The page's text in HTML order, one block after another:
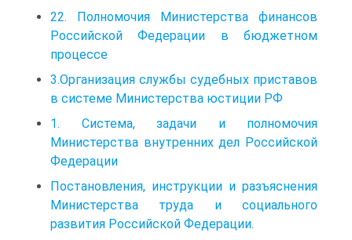
22. Полномочия Министерства финансов
Российской Федерации в бюджетном
процессе
3.Организация службы судебных приставов
в системе Министерства юстиции РФ
1. Система, задачи и полномочия
Министерства внутренних дел Российской
Федерации
Постановления, инструкции и разъяснения
Министерства труда и социального
развития Российской Федерации.